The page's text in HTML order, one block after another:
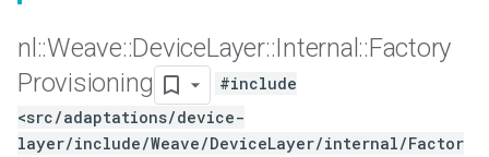
nl ::Weave::DeviceLayer::Internal ::Factory
Provisioning
#include
<src/adaptations/device-
layer/include/Weave/DeviceLayer/internal/Factor